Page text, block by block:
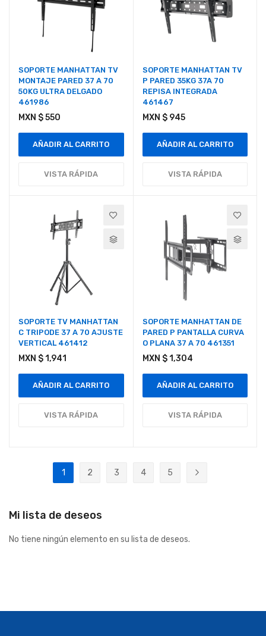
SOPORTE MANHATTAN TV
MONTAJE PARED 37 A 70
50KG ULTRA DELGADO
461986
MXN $ 550
AÑADIR AL CARRITO
VISTA RÁPIDA
SOPORTE MANHATTAN TV
P PARED 35KG 37A 70
REPISA INTEGRADA
461467
MXN $ 945
AÑADIR AL CARRITO
VISTA RÁPIDA
SOPORTE TV MANHATTAN
C TRIPODE 37 A 70 AJUSTE
VERTICAL 461412
MXN $ 1,941
AÑADIR AL CARRITO
VISTA RÁPIDA
SOPORTE MANHATTAN DE
PARED P PANTALLA CURVA
O PLANA 37 A 70 461351
MXN $ 1,304
AÑADIR AL CARRITO
VISTA RÁPIDA
Página
Actualmente estás leyendo página
1
2
3
4
5
Mi lista de deseos
No tiene ningún elemento en su lista de deseos.